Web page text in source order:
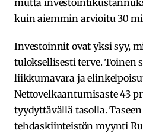
mutta
kuin aiemmin arvioitu 30
Investoinnit ovat yksi syy,
tuloksellisesti terve. Toinen
liikkumavara ja
Nettovelkaantumisaste 43
tyydyttävällä tasolla.
tehdaskiinteistön myynti